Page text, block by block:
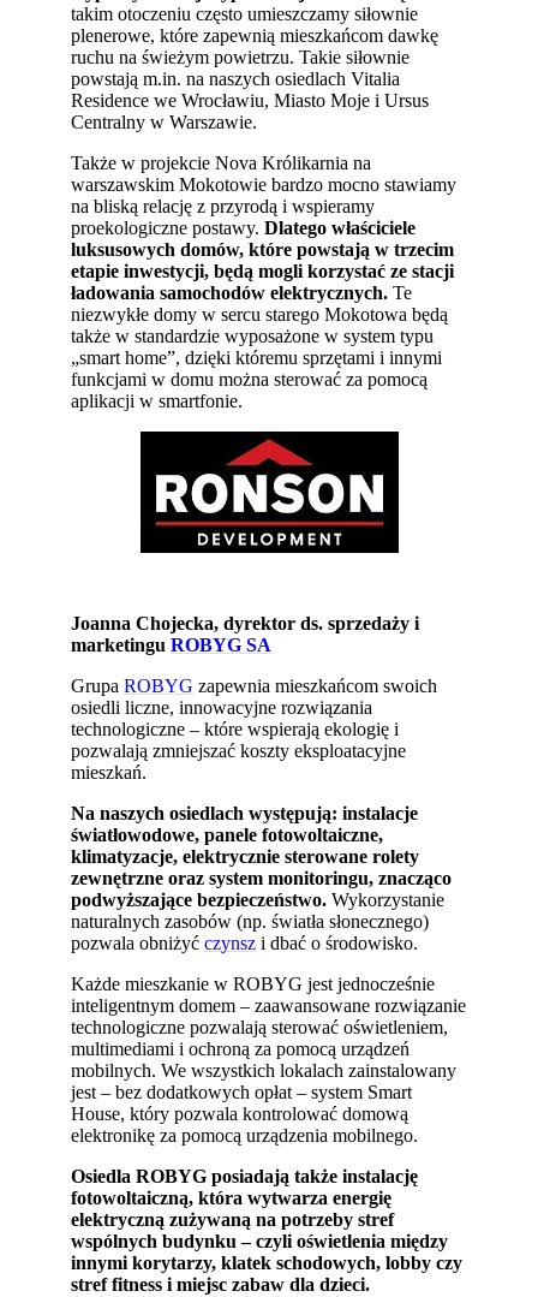
takim otoczeniu często umieszczamy siłownie
plenerowe, które zapewnią mieszkańcom dawkę
ruchu na świeżym powietrzu. Takie siłownie
powstają m.in. na naszych osiedlach Vitalia
Residence we Wrocławiu, Miasto Moje i Ursus
Centralny w Warszawie.
Także w projekcie Nova Królikarnia na
warszawskim Mokotowie bardzo mocno stawiamy
na bliską relację z przyrodą i wspieramy
proekologiczne postawy.Dlatego właściciele
luksusowych domów, które powstają w trzecim
etapie inwestycji, będą mogli korzystać ze stacji
ładowania samochodów elektrycznych. Te
niezwykłe domy w sercu starego Mokotowa będą
także w standardzie wyposażone w system typu
„smart home”, dzięki któremu sprzętami i innymi
funkcjami w domu można sterować za pomocą
aplikacji w smartfonie.
Joanna Chojecka, dyrektor ds. sprzedaży i
marketinguROBYG SA
GrupaROBYG zapewnia mieszkańcom swoich
osiedli liczne, innowacyjne rozwiązania
technologiczne – które wspierają ekologię i
pozwalają zmniejszać koszty eksploatacyjne
mieszkań.
Na naszych osiedlach występują: instalacje
światłowodowe, panele fotowoltaiczne,
klimatyzacje, elektrycznie sterowane rolety
zewnętrzne oraz system monitoringu, znacząco
podwyższające bezpieczeństwo. Wykorzystanie
naturalnych zasobów (np. światła słonecznego)
pozwala obniżyćczynsz i dbać o środowisko.
Każde mieszkanie w ROBYG jest jednocześnie
inteligentnym domem – zaawansowane rozwiązanie
technologiczne pozwalają sterować oświetleniem,
multimediami i ochroną za pomocą urządzeń
mobilnych. We wszystkich lokalach zainstalowany
jest – bez dodatkowych opłat – system Smart
House, który pozwala kontrolować domową
elektronikę za pomocą urządzenia mobilnego.
Osiedla ROBYG posiadają także instalację
fotowoltaiczną, która wytwarza energię
elektryczną zużywaną na potrzeby stref
wspólnych budynku – czyli oświetlenia między
innymi korytarzy, klatek schodowych, lobby czy
stref fitness i miejsc zabaw dla dzieci.